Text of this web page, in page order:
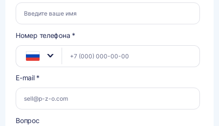
Номер телефона *
E-mail *
Вопрос